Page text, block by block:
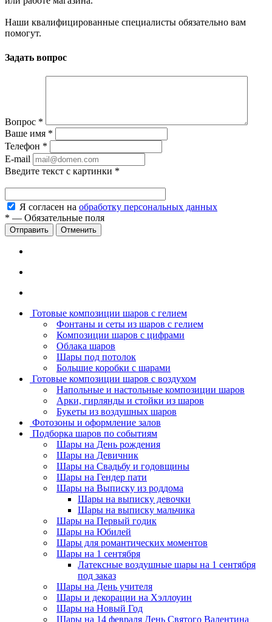
Наши квалифицированные специалисты обязательно вам
помогут.
Задать вопрос
Вопрос *
Ваше имя *
Телефон *
E-mail
Введите текст с картинки *
Я согласен на обработку персональных данных
* — Обязательные поля
Отменить
Готовые композиции шаров с гелием
Фонтаны и сеты из шаров с гелием
Композиции шаров с цифрами
Облака шаров
Шары под потолок
Большие коробки с шарами
Готовые композиции шаров с воздухом
Напольные и настольные композиции шаров
Арки, гирлянды и стойки из шаров
Букеты из воздушных шаров
Фотозоны и оформление залов
Подборка шаров по событиям
Шары на День рождения
Шары на Девичник
Шары на Свадьбу и годовщины
Шары на Гендер пати
Шары на Выписку из роддома
Шары на выписку девочки
Шары на выписку мальчика
Шары на Первый годик
Шары на Юбилей
Шары для романтических моментов
Шары на 1 сентября
Латексные воздушные шары на 1 сентября
под заказ
Шары на День учителя
Шары и декорации на Хэллоуин
Шары на Новый Год
Шары на 14 февраля День Святого Валентина